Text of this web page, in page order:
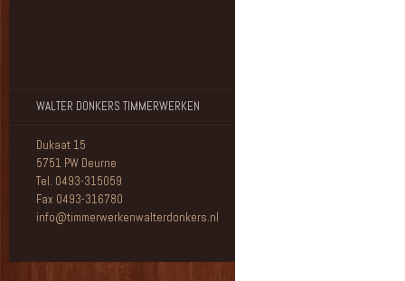
WALTER DONKERS TIMMERWERKEN
Dukaat 15
5751 PW Deurne
Tel. 0493-315059
Fax 0493-316780
info@timmerwerkenwalterdonkers.nl